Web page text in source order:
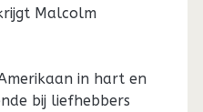
Malcolm
in hart en
bij liefhebbers